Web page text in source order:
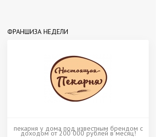
ФРАНШИЗА НЕДЕЛИ
пекарня у дома под известным брендом с
доходом от 200 000 рублей в месяц!